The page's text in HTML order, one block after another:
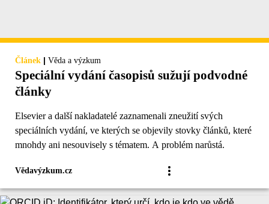
Článek | Věda a výzkum
Speciální vydání časopisů sužují podvodné
články
Elsevier a další nakladatelé zaznamenali zneužití svých
speciálních vydání, ve kterých se objevily stovky článků, které
mnohdy ani nesouvisely s tématem. A problém narůstá.
Vědavýzkum.cz